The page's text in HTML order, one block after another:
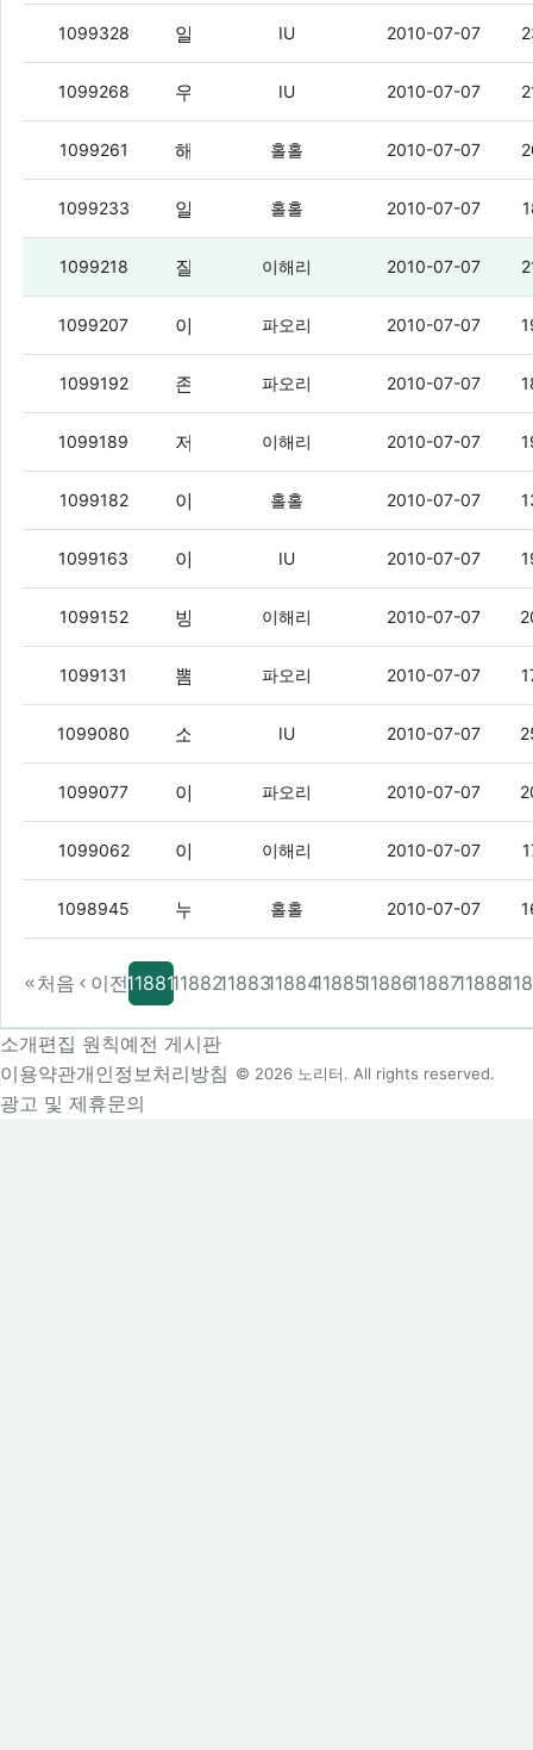
1099328 IU 2010-07-07
1099268 IU 2010-07-07
1099261 (3)홀홀 2010-07-07
1099233 (4)
홀홀 2010-07-07
1099218 (3)이해리 2010-07-07
1099207 (5)
파오리 2010-07-07
1099192 파오리 2010-07-07
1099189 (2)
이해리 2010-07-07
1099182 홀홀 2010-07-07
1099163 (2)
IU 2010-07-07
1099152 (1)
이해리 2010-07-07
1099131 파오리 2010-07-07
1099080 (2)
IU 2010-07-07
1099077 (9)
파오리 2010-07-07
1099062 이해리 2010-07-07
1098945 (12)
홀홀 2010-07-07
처음 이전1188111882118831188411885118861188711888
소개편집 원칙예전 게시판
이용약관개인정보처리방침
광고 및 제휴문의
© 2026 노리터. All rights reserved.